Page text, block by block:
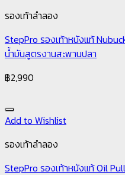
รองเท้าลำลอง
StepPro รองเท้าหนังแท้
น้ำมันสูตรงานสะพานปลา
฿2,990
Add to Wishlist
รองเท้าลำลอง
StepPro รองเท้าหนังแท้ Oil